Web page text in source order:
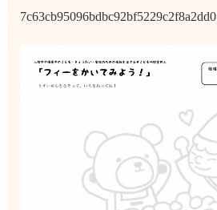
7c63cb95096bdbc92bf5229c2f8a2dd0